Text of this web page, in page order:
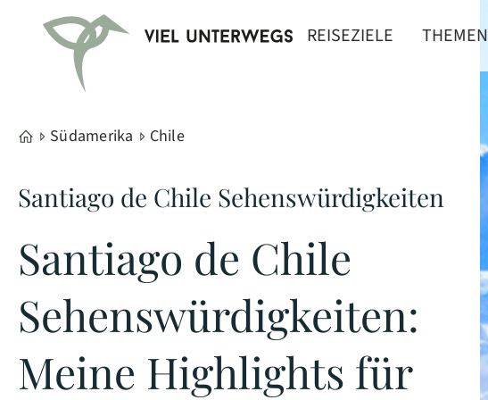
REISEZIELE THEMEN
Südamerika Chile
Santiago de Chile Sehenswürdigkeiten
Santiago de Chile
Sehenswürdigkeiten:
Meine Highlights für